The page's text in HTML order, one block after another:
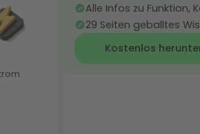
Alle Infos zu Funktion,
29 Seiten geballtes
Kostenlos